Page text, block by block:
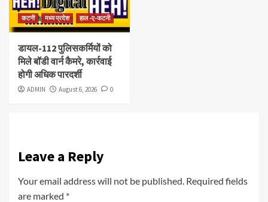
कटनी मध्य प्रदेश हाल -ए-कटनी
डायल-112 पुलिसकर्मियों को
मिले बॉडी वार्न कैमरे, कार्रवाई
होगी अधिक पारदर्शी
ADMIN August 6, 2026 0
Leave a Reply
Your email address will not be published. Required fields
are marked *